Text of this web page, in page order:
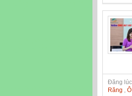
Đăng
Răng ,